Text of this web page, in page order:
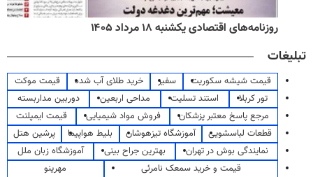
روزنامه‌های اقتصادی یکشنبه ۱۸ مرداد ۱۴۰۵
تبلیغات
قیمت شیشه سکوریت سفیر خرید طلای آب شده
قیمت موکت
تور کربلا
استند تسلیت مداحی اربعین
دوربین مداربسته
مرجع پاسخ معتبر پزشکان
فروش مواد شیمیایی
قیمت ایمپلنت
قطعات لباسشویی
آموزشگاه تیزهوشان بلیط هواپیما
پرشین هتل
نمایندگی بوش در تهران
بهترین جراح بینی
آموزشگاه زبان ملل
قیمت و خرید سمعک نامرئی
مهرینو